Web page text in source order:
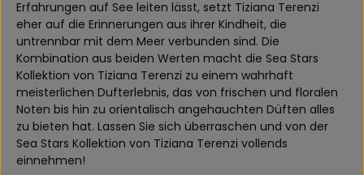
Erfahrungen auf See leiten lässt, setzt Tiziana Terenzi
eher auf die Erinnerungen aus ihrer Kindheit, die
untrennbar mit dem Meer verbunden sind. Die
Kombination aus beiden Werten macht die Sea Stars
Kollektion von Tiziana Terenzi zu einem wahrhaft
meisterlichen Dufterlebnis, das von frischen und floralen
Noten bis hin zu orientalisch angehauchten Düften alles
zu bieten hat. Lassen Sie sich überraschen und von der
Sea Stars Kollektion von Tiziana Terenzi vollends
einnehmen!